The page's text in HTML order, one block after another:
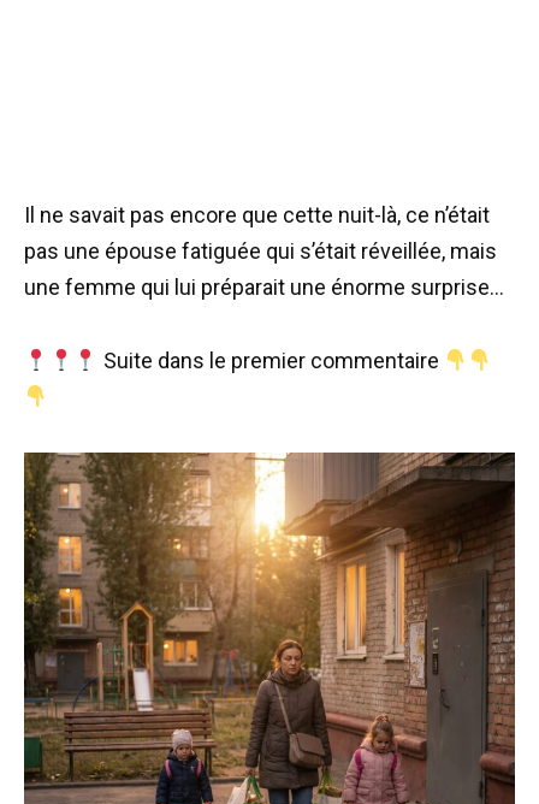
Il ne savait pas encore que cette nuit-là, ce n’était
pas une épouse fatiguée qui s’était réveillée, mais
une femme qui lui préparait une énorme surprise…
Suite dans le premier commentaire